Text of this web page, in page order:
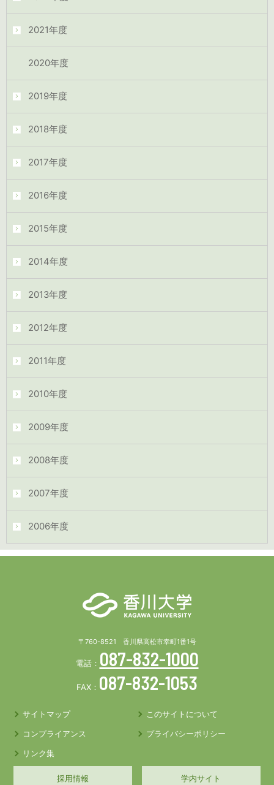
2021年度
2020年度
2019年度
2018年度
2017年度
2016年度
2015年度
2014年度
2013年度
2012年度
2011年度
2010年度
2009年度
2008年度
2007年度
2006年度
〒760-8521 香川県高松市幸町1番1号
電話： 087-832-1000
FAX： 087-832-1053
サイトマップ
このサイトについて
コンプライアンス
プライバシーポリシー
リンク集
採用情報 学内サイト